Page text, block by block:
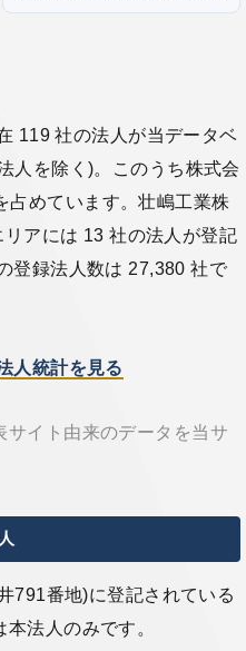
119 社の法人が当データベ
人を除く)。このうち株式会
占めています。壮嶋工業株
アには 13 社の法人が登記
登録法人数は 27,380 社で
人統計を見る
イト由来のデータを当サ
791番地)に登記されている
法人のみです。